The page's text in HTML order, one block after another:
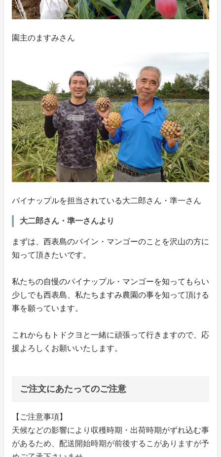
園主のますみさん
パイナップルを担当されている大二郎さん・準一さん
大二郎さん・準一さんより
まずは、西表島のパイン・マンゴーのことを沢山の方に
知って頂きたいです。
私たちの自慢のパイナップル・マンゴーを知ってもらい
少しでも西表島、私たちますみ農園の事を知って頂ける
事を願っています。
これからもトドクヨと一緒に頑張って行きますので、応
援よろしくお願いいたします。
ご注文にあたってのご注意
【ご注意事項】
天候などの影響により収穫時期・出荷時期がずれ込む事
があるため、配送開始時期が前後するこがありますが予